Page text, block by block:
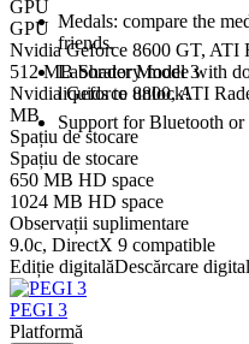
Medals: compare the
friends.
Laboratory mode with
liquids to unlock!
Support for Bluetooth
GPU
GPU
Nvidia Geforce 8600 GT, ATI
512 MB Shader Model 3
Nvidia Geforce 8800, ATI
MB
Spațiu de stocare
Spațiu de stocare
650 MB HD space
1024 MB HD space
Observații suplimentare
9.0c, DirectX 9 compatible
Ediție digitalăDescărcare
PEGI 3
Platformă